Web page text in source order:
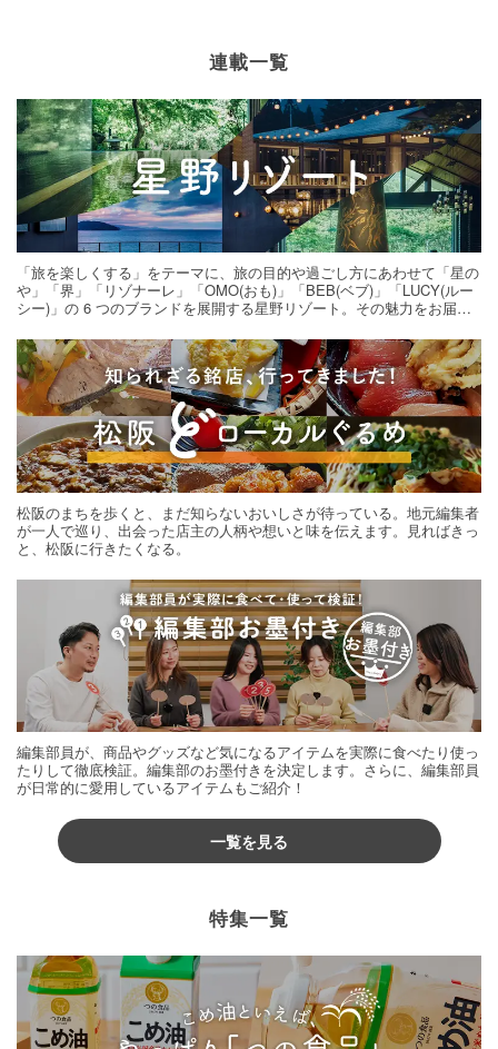
連載一覧
「旅を楽しくする」をテーマに、旅の目的や過ごし方にあわせて「星の
や」「界」「リゾナーレ」「OMO(おも)」「BEB(ベブ)」「LUCY(ルー
シー)」の 6 つのブランドを展開する星野リゾート。その魅力をお届け
松阪のまちを歩くと、まだ知らないおいしさが待っている。地元編集者
が一人で巡り、出会った店主の人柄や想いと味を伝えます。見ればきっ
と、松阪に行きたくなる。
編集部員が、商品やグッズなど気になるアイテムを実際に食べたり使っ
たりして徹底検証。編集部のお墨付きを決定します。さらに、編集部員
が日常的に愛用しているアイテムもご紹介！
一覧を見る
特集一覧